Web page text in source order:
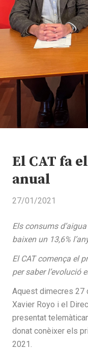
El CAT fa
anual
27/01/2021
Els consums
baixen un 13,6%
El CAT comença el
per saber l’evolució
Aquest dimecres 27
Xavier Royo i el
presentat
donat conèixer els
2021.